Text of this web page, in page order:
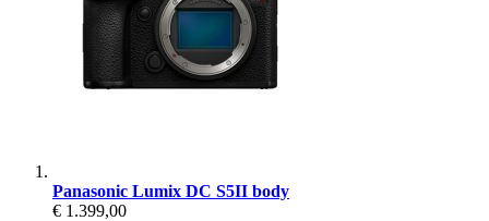
Panasonic Lumix DC S5II body
€ 1.399,00